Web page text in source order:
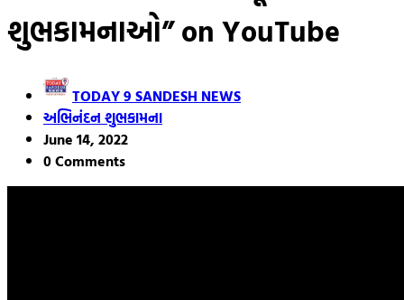
શુભકામનાઓ” on YouTube
TODAY 9 SANDESH NEWS
અભિનંદન શુભકામના
June 14, 2022
0 Comments